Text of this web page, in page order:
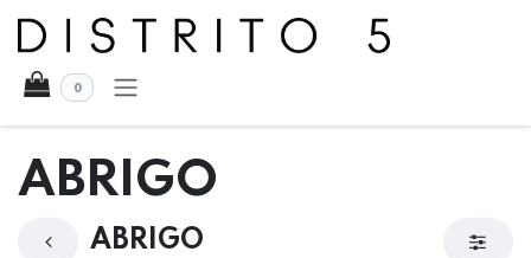
Ir al contenido
0
ABRIGO
ABRIGO